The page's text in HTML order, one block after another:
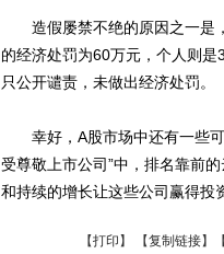
造假屡禁不绝的原因之一是，
的经济处罚为60万元，个人则
只公开谴责，未做出经济处罚。
幸好，A股市场中还有一些可
受尊敬上市公司”中，排名靠前
和持续的增长让这些公司赢得投
【打印 】 【复制链接】【